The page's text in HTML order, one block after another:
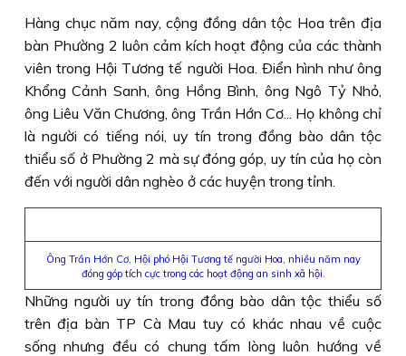
Hàng chục năm nay, cộng đồng dân tộc Hoa trên địa
bàn Phường 2 luôn cảm kích hoạt động của các thành
viên trong Hội Tương tế người Hoa. Ðiển hình như ông
Khổng Cảnh Sanh, ông Hồng Bình, ông Ngô Tỷ Nhỏ,
ông Liêu Văn Chương, ông Trần Hớn Cơ... Họ không chỉ
là người có tiếng nói, uy tín trong đồng bào dân tộc
thiểu số ở Phường 2 mà sự đóng góp, uy tín của họ còn
đến với người dân nghèo ở các huyện trong tỉnh.
Ông Trần Hớn Cơ, Hội phó Hội Tương tế người Hoa, nhiều năm nay
đóng góp tích cực trong các hoạt động an sinh xã hội.
Những người uy tín trong đồng bào dân tộc thiểu số
trên địa bàn TP Cà Mau tuy có khác nhau về cuộc
sống nhưng đều có chung tấm lòng luôn hướng về